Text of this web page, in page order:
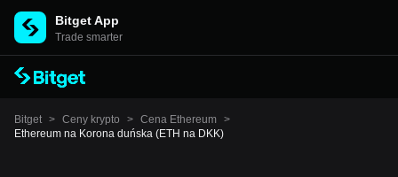
Bitget App
Trade smarter
Bitget > Ceny krypto > Cena Ethereum >
Ethereum na Korona duńska (ETH na DKK)